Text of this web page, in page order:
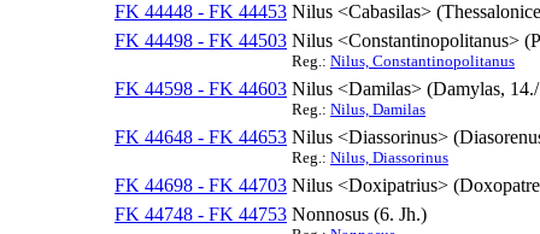
FK 44448 - FK 44453 Nilus <Cabasilas>
FK 44498 - FK 44503 Nilus <Constantinopolitanus>
Reg.: Nilus, Constantinopolitanus
FK 44598 - FK 44603 Nilus <Damilas> (Damylas,
Reg.: Nilus, Damilas
FK 44648 - FK 44653 Nilus <Diassorinus>
Reg.: Nilus, Diassorinus
FK 44698 - FK 44703 Nilus <Doxipatrius>
FK 44748 - FK 44753 Nonnosus (6. Jh.)